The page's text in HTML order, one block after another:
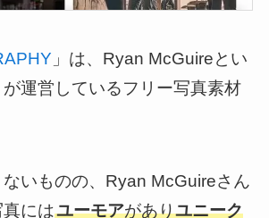
」は、Ryan McGuireとい
運営しているフリー写真素材
いものの、Ryan McGuireさん
にはユーモアがありユニーク